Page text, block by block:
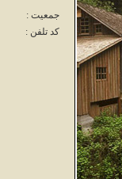
جمعیت :
کد تلفن :